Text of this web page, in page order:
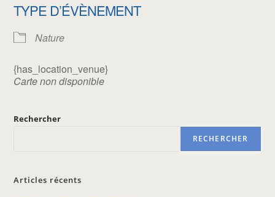
TYPE D’ÉVÈNEMENT
Nature
{has_location_venue}
Carte non disponible
Rechercher
RECHERCHER
Articles récents